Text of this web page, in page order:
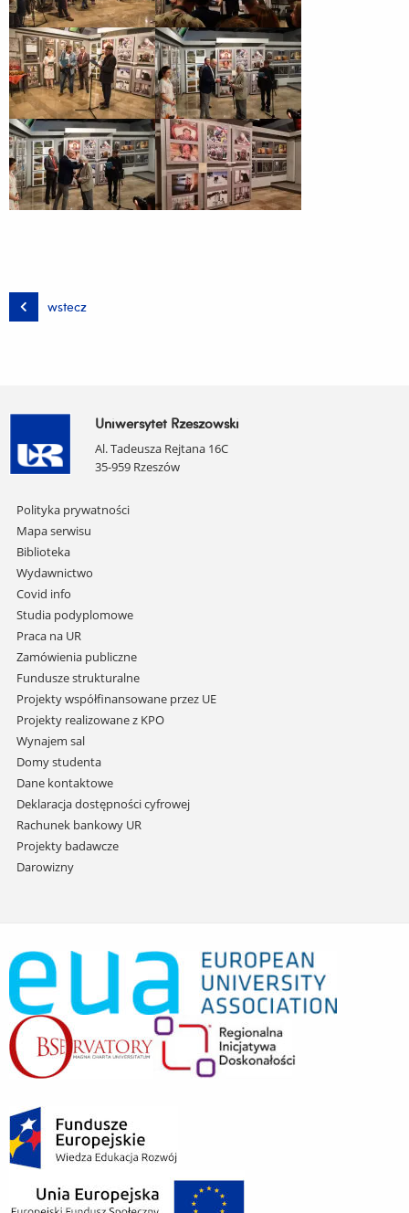
wstecz
Uniwersytet Rzeszowski
Al. Tadeusza Rejtana 16C
35-959 Rzeszów
Pomiń
nawigację
i
przejdź
do
treści
Polityka prywatności
Mapa serwisu
Biblioteka
Wydawnictwo
Covid info
Studia podyplomowe
Praca na UR
Zamówienia publiczne
Fundusze strukturalne
Projekty współfinansowane przez UE
Projekty realizowane z KPO
Wynajem sal
Domy studenta
Dane kontaktowe
Deklaracja dostępności cyfrowej
Rachunek bankowy UR
Projekty badawcze
Darowizny